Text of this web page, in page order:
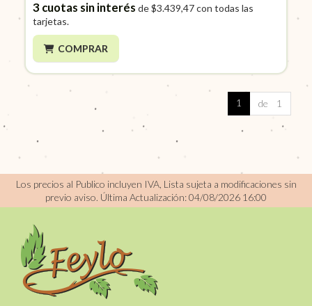
3cuotas sin interés de$3.439,47con todas las
tarjetas.
COMPRAR
1 de 1
Los precios al Publico incluyen IVA, Lista sujeta a modificaciones sin
previo aviso. Última Actualización: 04/08/2026 16:00